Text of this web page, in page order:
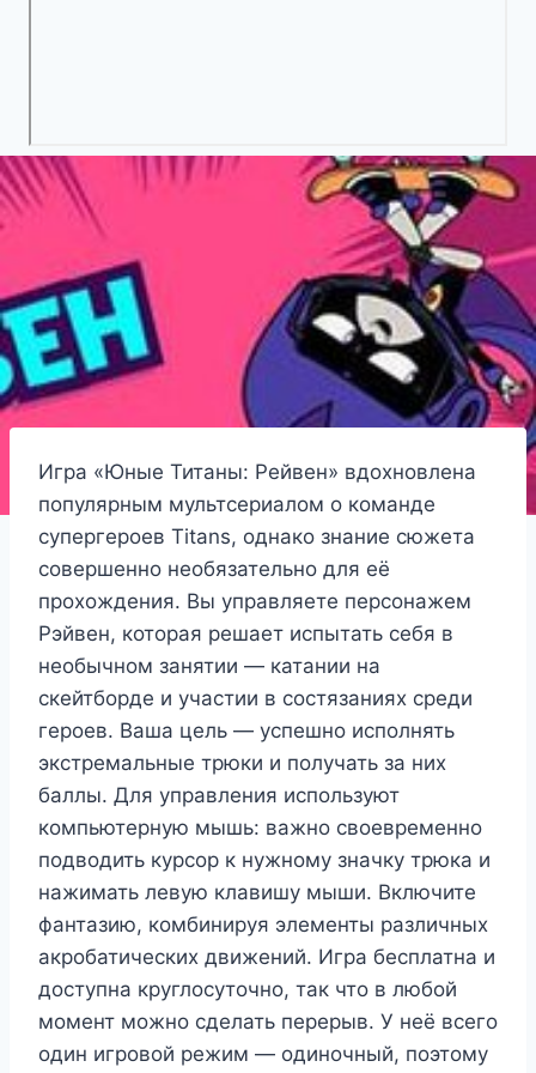
Игра «Юные Титаны: Рейвен» вдохновлена
популярным мультсериалом о команде
супергероев Titans, однако знание сюжета
совершенно необязательно для её
прохождения. Вы управляете персонажем
Рэйвен, которая решает испытать себя в
необычном занятии — катании на
скейтборде и участии в состязаниях среди
героев. Ваша цель — успешно исполнять
экстремальные трюки и получать за них
баллы. Для управления используют
компьютерную мышь: важно своевременно
подводить курсор к нужному значку трюка и
нажимать левую клавишу мыши. Включите
фантазию, комбинируя элементы различных
акробатических движений. Игра бесплатна и
доступна круглосуточно, так что в любой
момент можно сделать перерыв. У неё всего
один игровой режим — одиночный, поэтому